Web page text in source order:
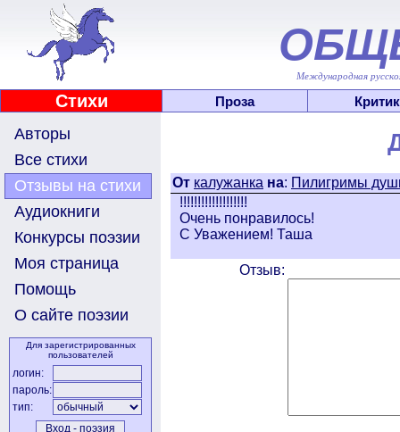
Международная
Стихи Проза
Авторы
Все стихи
Отзывы на стихи
Аудиокниги
Конкурсы поэзии
Моя страница
Помощь
О сайте поэзии
Для зарегистрированных
пользователей
логин:
пароль:
тип:
От калужанка на: Пилигримы
!!!!!!!!!!!!!!!!!!!
Очень понравилось!
С Уважением! Таша
Отзыв: